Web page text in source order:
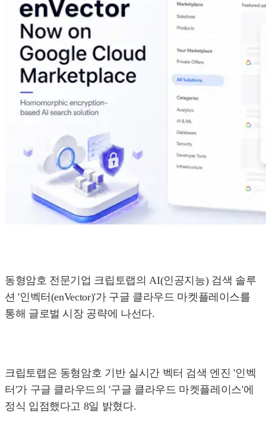
동형암호 전문기업 크립토랩의 AI(인공지능) 검색 솔루
션 '인벡터(enVector)'가 구글 클라우드 마켓플레이스를
통해 글로벌 시장 공략에 나선다.
크립토랩은 동형암호 기반 실시간 벡터 검색 엔진 '인벡
터'가 구글 클라우드의 '구글 클라우드 마켓플레이스'에
정식 입점했다고 8일 밝혔다.